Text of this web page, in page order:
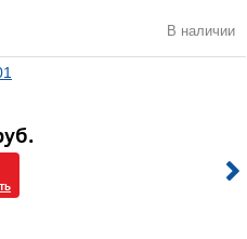
В наличии